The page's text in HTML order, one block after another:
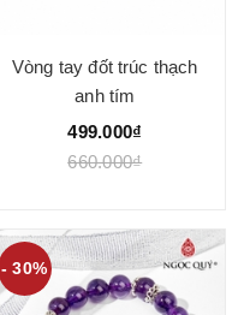
Vòng tay đốt trúc thạch
anh tím
499.000₫
660.000₫
- 30%